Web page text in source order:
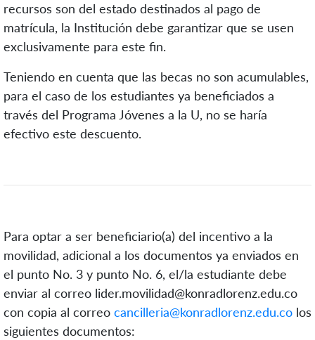
recursos son del estado destinados al pago de
matrícula, la Institución debe garantizar que se usen
exclusivamente para este fin.
Teniendo en cuenta que las becas no son acumulables,
para el caso de los estudiantes ya beneficiados a
través del Programa Jóvenes a la U, no se haría
efectivo este descuento.
Para optar a ser beneficiario(a) del incentivo a la
movilidad, adicional a los documentos ya enviados en
el punto No. 3 y punto No. 6, el/la estudiante debe
enviar al correo lider.movilidad@konradlorenz.edu.co
con copia al correo cancilleria@konradlorenz.edu.co los
siguientes documentos: